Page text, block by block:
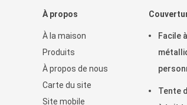
À propos
À la maison
Produits
À propos de nous
Carte du site
Site mobile
Facile
Tente